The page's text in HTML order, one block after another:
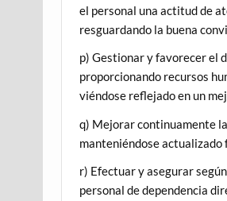
el personal una actitud de
resguardando la buena
p) Gestionar y favorecer el
proporcionando recursos
viéndose reflejado en un
q) Mejorar continuamente
manteniéndose
r) Efectuar y asegurar
personal de dependencia